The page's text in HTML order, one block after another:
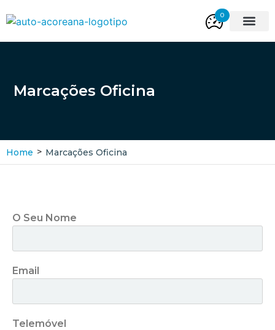
0
Marcações Oficina
Home > Marcações Oficina
O Seu Nome
Email
Telemóvel